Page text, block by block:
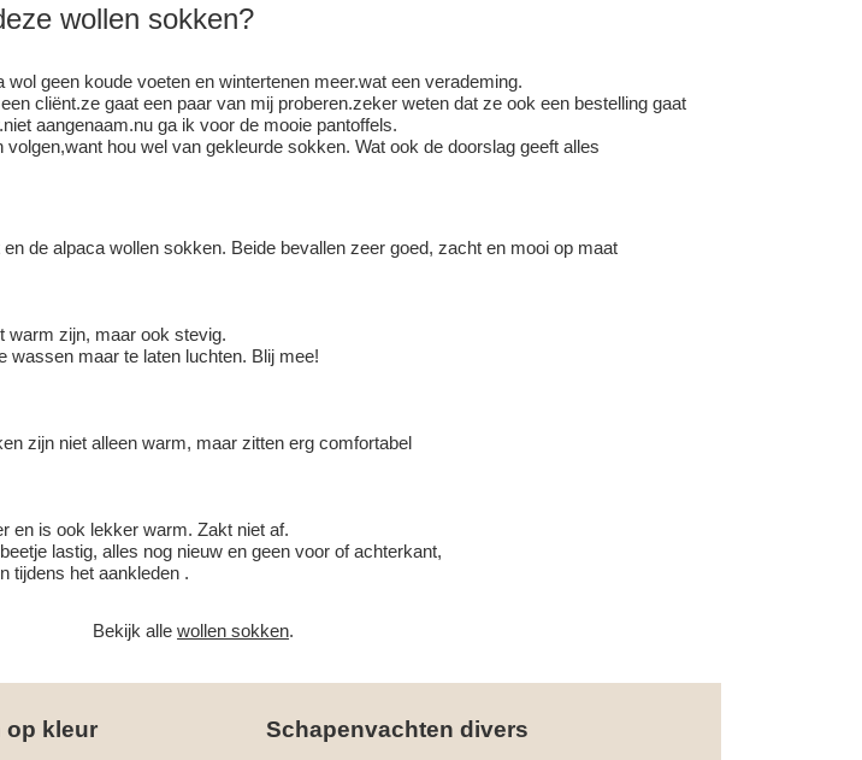
wollen sokken?
geen koude voeten en wintertenen meer.wat een verademing.
cliënt.ze gaat een paar van mij proberen.zeker weten dat ze ook een bestelling gaat
aangenaam.nu ga ik voor de mooie pantoffels.
hou wel van gekleurde sokken. Wat ook de doorslag geeft alles
de alpaca wollen sokken. Beide bevallen zeer goed, zacht en mooi op maat
warm zijn, maar ook stevig.
wassen maar te laten luchten. Blij mee!
zijn niet alleen warm, maar zitten erg comfortabel
en is ook lekker warm. Zakt niet af.
lastig, alles nog nieuw en geen voor of achterkant,
tijdens het aankleden .
Bekijk allewollen sokken.
op kleur Schapenvachten divers